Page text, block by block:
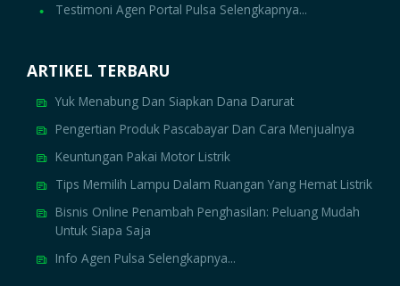
Testimoni Agen Portal Pulsa Selengkapnya...
ARTIKEL TERBARU
Yuk Menabung Dan Siapkan Dana Darurat
Pengertian Produk Pascabayar Dan Cara Menjualnya
Keuntungan Pakai Motor Listrik
Tips Memilih Lampu Dalam Ruangan Yang Hemat Listrik
Bisnis Online Penambah Penghasilan: Peluang Mudah
Untuk Siapa Saja
Info Agen Pulsa Selengkapnya...